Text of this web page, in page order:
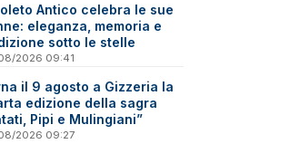
Antico celebra le sue
eleganza, memoria e
sotto le stelle
2026 09:41
il 9 agosto a Gizzeria la
edizione della sagra
Pipi e Mulingiani”
2026 09:27